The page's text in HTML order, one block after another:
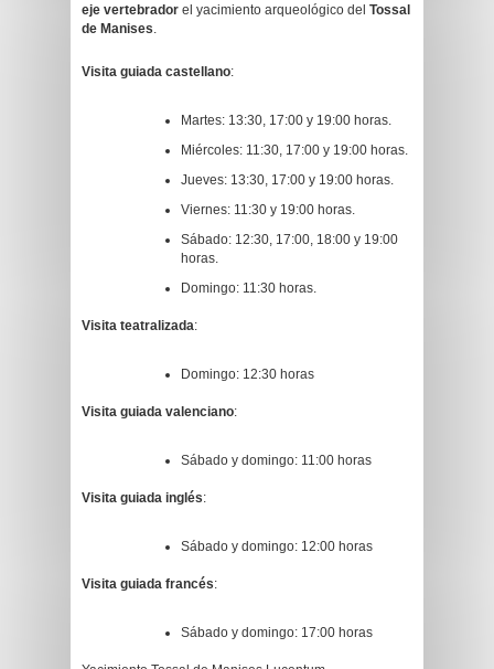
eje vertebrador el yacimiento arqueológico del Tossal
de Manises.
Visita guiada castellano:
Martes: 13:30, 17:00 y 19:00 horas.
Miércoles: 11:30, 17:00 y 19:00 horas.
Jueves: 13:30, 17:00 y 19:00 horas.
Viernes: 11:30 y 19:00 horas.
Sábado: 12:30, 17:00, 18:00 y 19:00
horas.
Domingo: 11:30 horas.
Visita teatralizada:
Domingo: 12:30 horas
Visita guiada valenciano:
Sábado y domingo: 11:00 horas
Visita guiada inglés:
Sábado y domingo: 12:00 horas
Visita guiada francés:
Sábado y domingo: 17:00 horas